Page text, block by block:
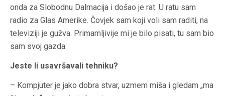
onda za Slobodnu Dalmacija i došao je rat. U ratu sam
radio za Glas Amerike. Čovjek sam koji voli sam raditi, na
televiziji je gužva. Primamljivije mi je bilo pisati, tu sam bio
sam svoj gazda.
Jeste li usavršavali tehniku?
– Kompjuter je jako dobra stvar, uzmem miša i gledam „ma